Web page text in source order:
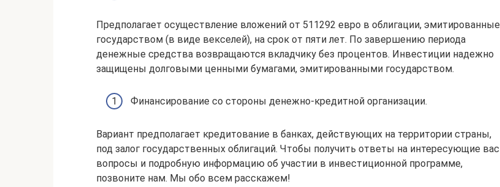
Предполагает осуществление вложений от 511292 евро в облигации, эмитированные
государством (в виде векселей), на срок от пяти лет. По завершению периода
денежные средства возвращаются вкладчику без процентов. Инвестиции надежно
защищены долговыми ценными бумагами, эмитированными государством.
Финансирование со стороны денежно-кредитной организации.
Вариант предполагает кредитование в банках, действующих на территории страны,
под залог государственных облигаций. Чтобы получить ответы на интересующие вас
вопросы и подробную информацию об участии в инвестиционной программе,
позвоните нам. Мы обо всем расскажем!